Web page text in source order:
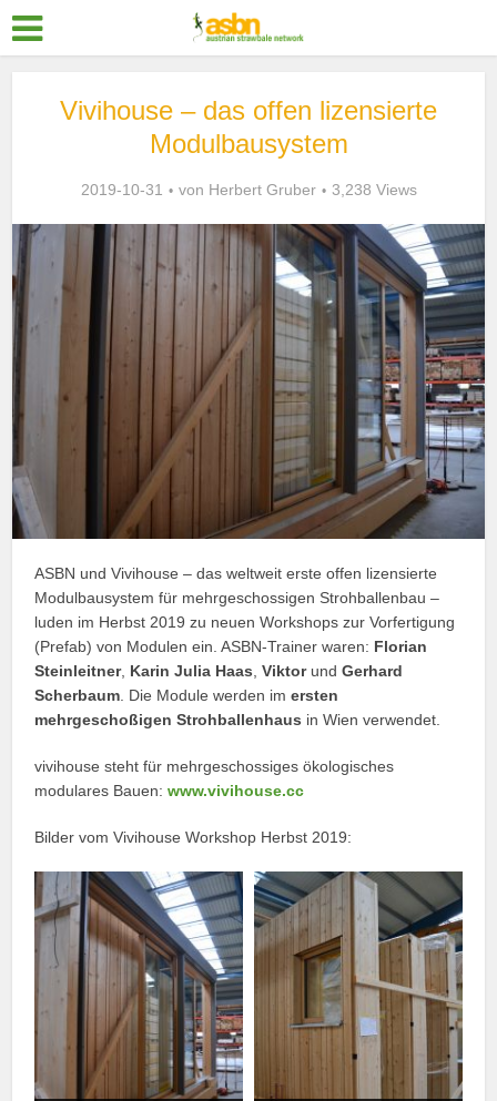
Vivihouse – das offen lizensierte
Modulbausystem
2019-10-31 von Herbert Gruber 3,238 Views
ASBN und Vivihouse – das weltweit erste offen lizensierte
Modulbausystem für mehrgeschossigen Strohballenbau –
luden im Herbst 2019 zu neuen Workshops zur Vorfertigung
(Prefab) von Modulen ein. ASBN-Trainer waren: Florian
Steinleitner, Karin Julia Haas ,Viktor undGerhard
Scherbaum . Die Module werden imersten
mehrgeschoßigen Strohballenhaus in Wien verwendet.
vivihouse steht für mehrgeschossiges ökologisches
modulares Bauen:www.vivihouse.cc
Bilder vom Vivihouse Workshop Herbst 2019: